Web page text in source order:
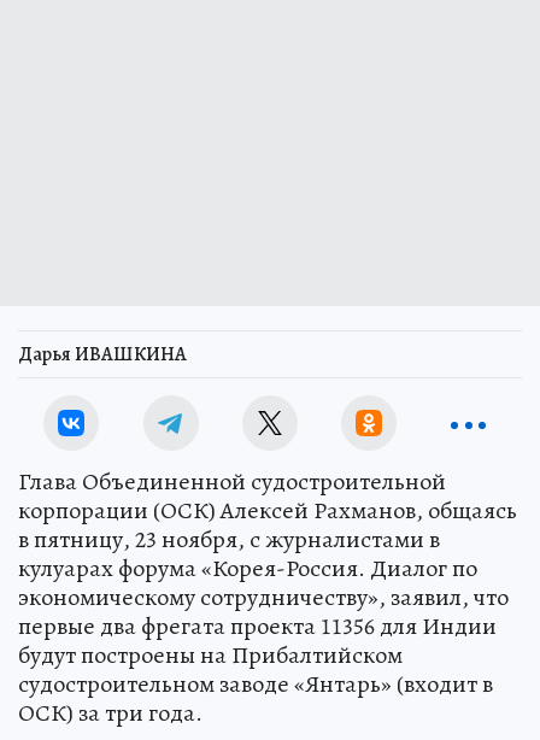
Дарья ИВАШКИНА
Глава Объединенной судостроительной
корпорации (ОСК) Алексей Рахманов, общаясь
в пятницу, 23 ноября, с журналистами в
кулуарах форума «Корея-Россия. Диалог по
экономическому сотрудничеству», заявил, что
первые два фрегата проекта 11356 для Индии
будут построены на Прибалтийском
судостроительном заводе «Янтарь» (входит в
ОСК) за три года.